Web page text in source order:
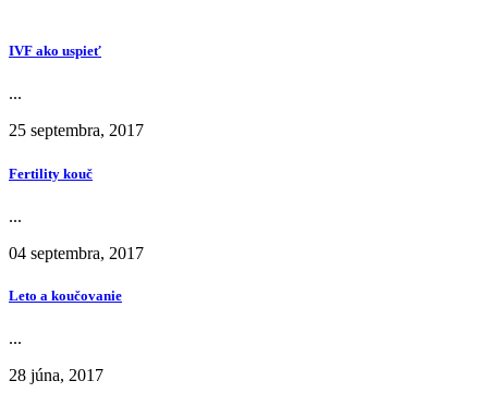
IVF ako uspieť
...
25 septembra, 2017
Fertility kouč
...
04 septembra, 2017
Leto a koučovanie
...
28 júna, 2017